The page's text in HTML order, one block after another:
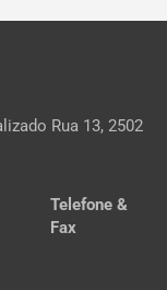
Rua 13, 2502
Telefone &
Fax